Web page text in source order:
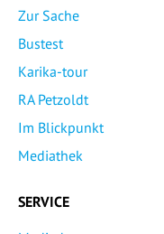
Zur Sache
Bustest
Karika-tour
RA Petzoldt
Im Blickpunkt
Mediathek
SERVICE